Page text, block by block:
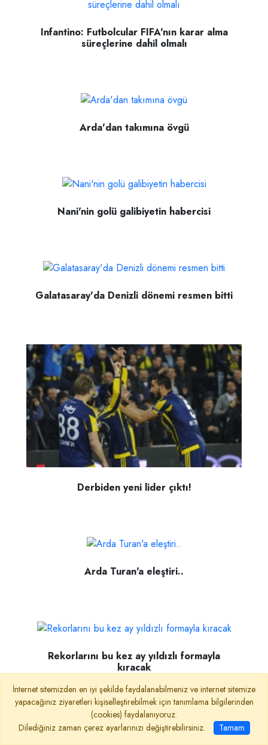
Infantino: Futbolcular FIFA'nın karar alma
süreçlerine dahil olmalı
Arda'dan takımına övgü
Nani'nin golü galibiyetin habercisi
Galatasaray'da Denizli dönemi resmen bitti
Derbiden yeni lider çıktı!
Arda Turan'a eleştiri..
Rekorlarını bu kez ay yıldızlı formayla
kıracak
İnternet sitemizden en iyi şekilde faydalanabilmeniz ve internet sitemize
yapacağınız ziyaretleri kişiselleştirebilmek için tanımlama bilgilerinden
(cookies) faydalanıyoruz.
Dilediğiniz zaman çerez ayarlarınızı değiştirebilirsiniz.
Tamam